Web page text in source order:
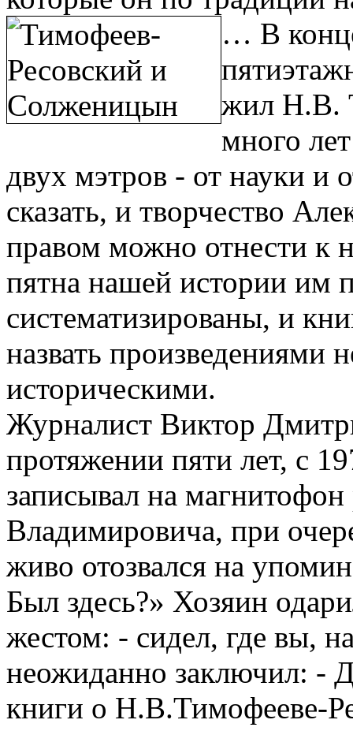
… В
жил Н.В.
много
двух мэтров - от науки и
сказать, и творчество
правом можно отнести к
пятна нашей истории им
систематизированы, и
назвать произведениями
историческими.
Журналист Виктор
протяжении пяти лет, с
записывал на
Владимировича, при
живо отозвался на
Был здесь?» Хозяин
жестом: - сидел, где вы,
неожиданно заключил: -
книги о Н.В.Тимофееве-